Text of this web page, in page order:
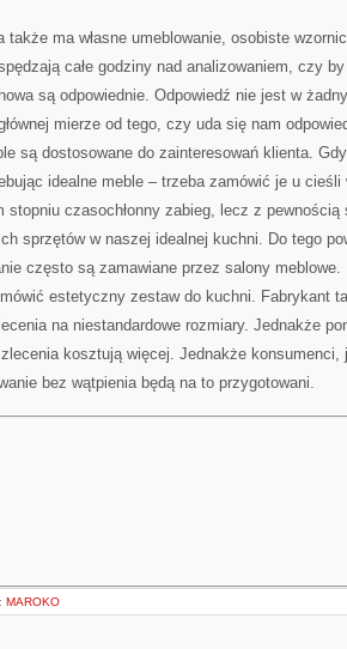
także ma własne umeblowanie, osobiste
całe godziny nad analizowaniem, czy
są odpowiednie. Odpowiedź nie jest w
mierze od tego, czy uda się nam
są dostosowane do zainteresowań klienta.
idealne meble – trzeba zamówić je u
stopniu czasochłonny zabieg, lecz z
sprzętów w naszej idealnej kuchni. Do tego
często są zamawiane przez salony
estetyczny zestaw do kuchni. Fabrykant
na niestandardowe rozmiary. Jednakże
kosztują więcej. Jednakże
bez wątpienia będą na to przygotowani.
MAROKO